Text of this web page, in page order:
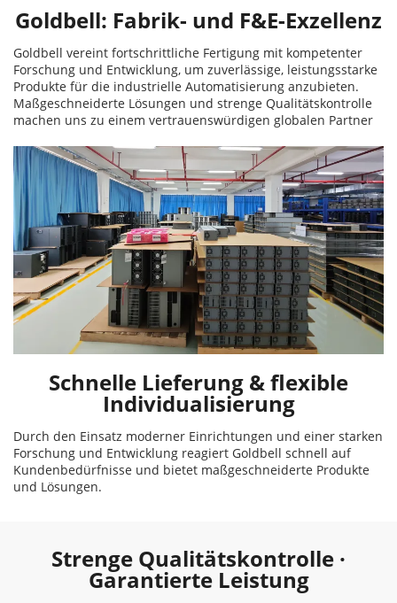
Goldbell: Fabrik- und F&E-Exzellenz
Goldbell vereint fortschrittliche Fertigung mit kompetenter
Forschung und Entwicklung, um zuverlässige, leistungsstarke
Produkte für die industrielle Automatisierung anzubieten.
Maßgeschneiderte Lösungen und strenge Qualitätskontrolle
machen uns zu einem vertrauenswürdigen globalen Partner
Schnelle Lieferung & flexible
Individualisierung
Durch den Einsatz moderner Einrichtungen und einer starken
Forschung und Entwicklung reagiert Goldbell schnell auf
Kundenbedürfnisse und bietet maßgeschneiderte Produkte
und Lösungen.
Strenge Qualitätskontrolle ·
Garantierte Leistung